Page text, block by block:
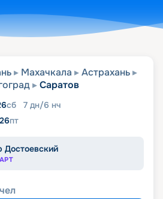
Махачкала
Астрахань
Саратов
сб 7 дн/6 нч
пт
Достоевский